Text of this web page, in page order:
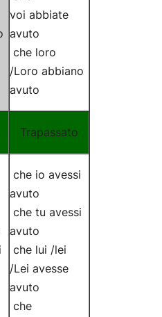
voi abbiate
avuto
che loro
/Loro abbiano
avuto
Trapassato
che io avessi
avuto
che tu avessi
avuto
che lui /lei
/Lei avesse
avuto
che